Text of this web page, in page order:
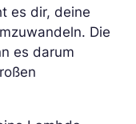
es dir, deine
Die
es darum